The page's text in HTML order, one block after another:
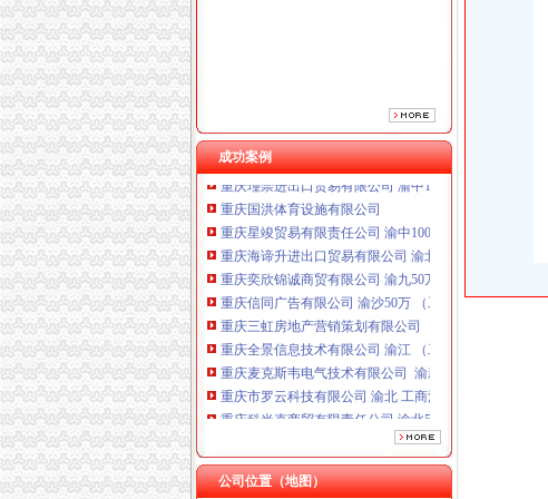
成功案例
重庆国洪体育设施有限公司
重庆星竣贸易有限责任公司 渝中100万 （进出口权）
重庆海谛升进出口贸易有限公司 渝北100万 （进出口权）
重庆奕欣锦诚商贸有限公司 渝九50万 （工商注册）
重庆信同广告有限公司 渝沙50万 （工商注册）
重庆三虹房地产营销策划有限公司
重庆全景信息技术有限公司 渝江 （工商注册）
重庆麦克斯韦电气技术有限公司 渝新 （工商注册）
重庆市罗云科技有限公司 渝北 工商注册
重庆科米克商贸有限责任公司 渝北50万 （工商注册）
重庆瑾崇进出口贸易有限公司 渝中100万 （进出口权）
重庆星竣贸易有限责任公司 渝中100万 （进出口权）
重庆海谛升进出口贸易有限公司 渝北100万 （进出口权）
公司位置（地图）